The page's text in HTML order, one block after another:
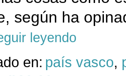
según ha
leyendo
en: país vasco,